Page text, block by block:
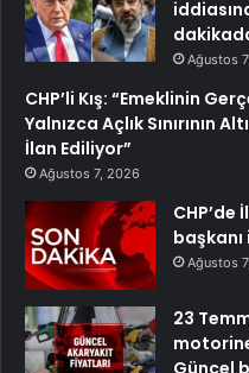
Ağustos
CHP’li Kış: “Emeklinin
Yalnızca Açlık Sınırının
İlan Ediliyor”
Ağustos 7, 2026
CHP’de
Ağustos
23